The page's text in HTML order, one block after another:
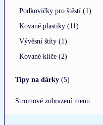
Podkovičky pro štěstí (1)
Kované plastiky (11)
Vývěsní štíty (1)
Kované klíče (2)
Tipy na dárky (5)
Stromové zobrazení menu